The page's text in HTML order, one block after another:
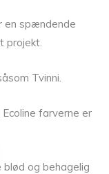
en spændende
projekt.
Tvinni.
farverne er
blød og behagelig